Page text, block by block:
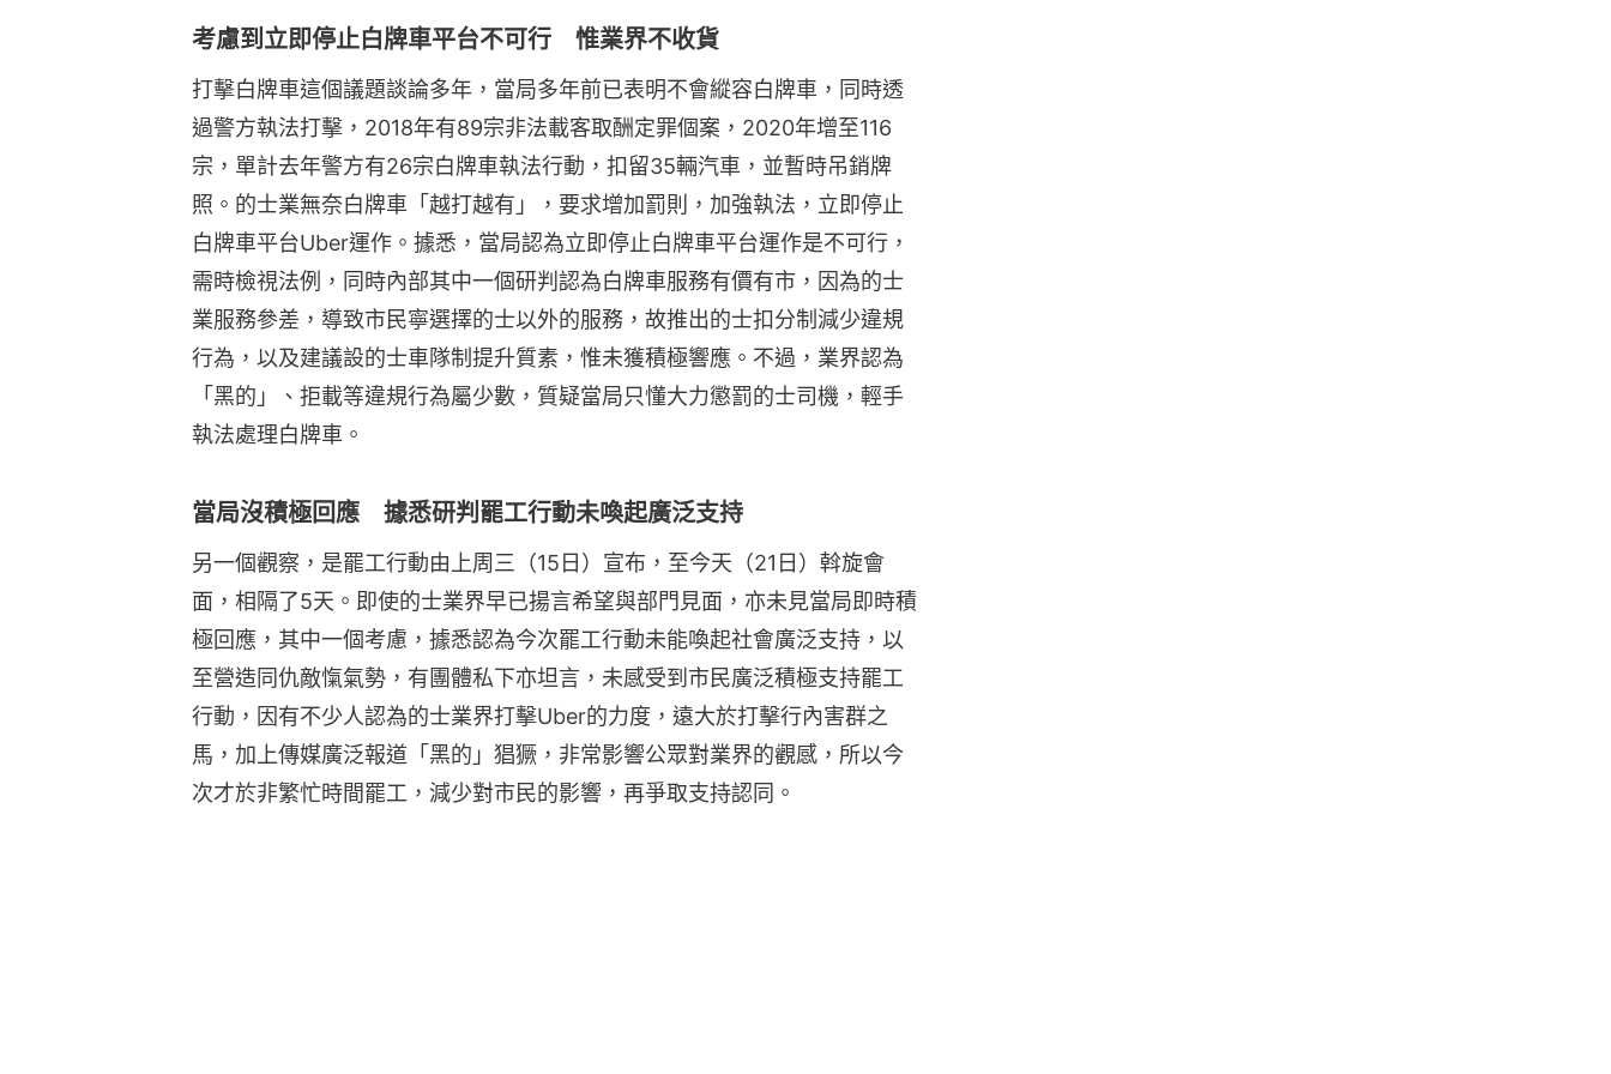
考慮到立即停止白牌車平台不可行 惟業界不收貨
打擊白牌車這個議題談論多年，當局多年前已表明不會縱容白牌車，同時透
過警方執法打擊，2018年有89宗非法載客取酬定罪個案，2020年增至116
宗，單計去年警方有26宗白牌車執法行動，扣留35輛汽車，並暫時吊銷牌
照。的士業無奈白牌車「越打越有」，要求增加罰則，加強執法，立即停止
白牌車平台Uber運作。據悉，當局認為立即停止白牌車平台運作是不可行，
需時檢視法例，同時內部其中一個研判認為白牌車服務有價有市，因為的士
業服務參差，導致市民寧選擇的士以外的服務，故推出的士扣分制減少違規
行為，以及建議設的士車隊制提升質素，惟未獲積極響應。不過，業界認為
「黑的」、拒載等違規行為屬少數，質疑當局只懂大力懲罰的士司機，輕手
執法處理白牌車。
當局沒積極回應 據悉研判罷工行動未喚起廣泛支持
另一個觀察，是罷工行動由上周三（15日）宣布，至今天（21日）斡旋會
面，相隔了5天。即使的士業界早已揚言希望與部門見面，亦未見當局即時積
極回應，其中一個考慮，據悉認為今次罷工行動未能喚起社會廣泛支持，以
至營造同仇敵愾氣勢，有團體私下亦坦言，未感受到市民廣泛積極支持罷工
行動，因有不少人認為的士業界打擊Uber的力度，遠大於打擊行內害群之
馬，加上傳媒廣泛報道「黑的」猖獗，非常影響公眾對業界的觀感，所以今
次才於非繁忙時間罷工，減少對市民的影響，再爭取支持認同。